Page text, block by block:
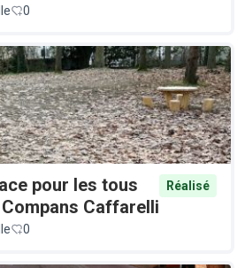
0
pour les tous
Caffarelli
Réalisé
0